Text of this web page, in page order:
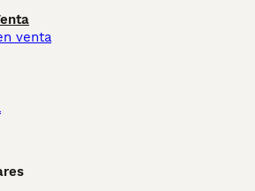
venta